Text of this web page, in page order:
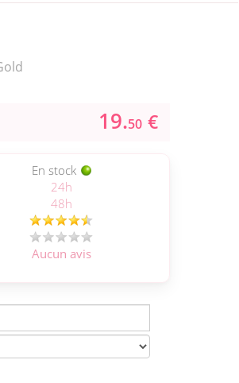
19.50 €
En stock
24h
48h
Aucun avis